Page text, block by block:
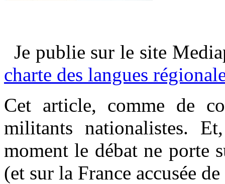
Je publie sur le site
charte des langues
Cet article, comme de
militants nationalistes.
moment le débat ne porte
(et sur la France accusée